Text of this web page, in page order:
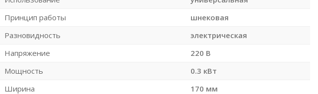
Принцип работы
шнековая
Разновидность
электрическая
Напряжение
220 В
Мощность
0.3 кВт
Ширина
170 мм